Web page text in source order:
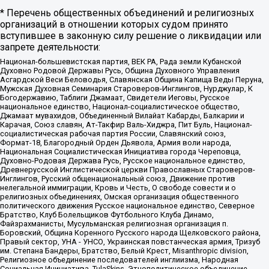
* Перечень общественных объединений и религиозных
организаций в отношении которых судом принято
вступившее в законную силу решение о ликвидации или
запрете деятельности:
Национал-большевистская партия, ВЕК РА, Рада земли Кубанской
Духовно Родовой Державы Русь, Община Духовного Управления
Асгардской Веси Беловодья, Славянская Община Капища Веды Перуна,
Мужская Духовная Семинария Староверов-Инглингов, Нурджулар, К
Богодержавию, Таблиги Джамаат, Свидетели Иеговы, Русское
национальное единство, Национал-социалистическое общество,
Джамаат мувахидов, Объединенный Вилайат Кабарды, Балкарии и
Карачая, Союз славян, Ат-Такфир Валь-Хиджра, Пит Буль, Национал-
социалистическая рабочая партия России, Славянский союз,
Формат-18, Благородный Орден Дьявола, Армия воли народа,
Национальная Социалистическая Инициатива города Череповца,
Духовно-Родовая Держава Русь, Русское национальное единство,
Древнерусской Инглистической церкви Православных Староверов-
Инглингов, Русский общенациональный союз, Движение против
нелегальной иммиграции, Кровь и Честь, О свободе совести и о
религиозных объединениях, Омская организация общественного
политического движения Русское национальное единство, Северное
Братство, Клуб Болельщиков Футбольного Клуба Динамо,
Файзрахманисты, Мусульманская религиозная организация п.
Боровский, Община Коренного Русского народа Щелковского района,
Правый сектор, УНА - УНСО, Украинская повстанческая армия, Тризуб
им. Степана Бандеры, Братство, Белый Крест, Misanthropic division,
Религиозное объединение последователей инглиизма, Народная